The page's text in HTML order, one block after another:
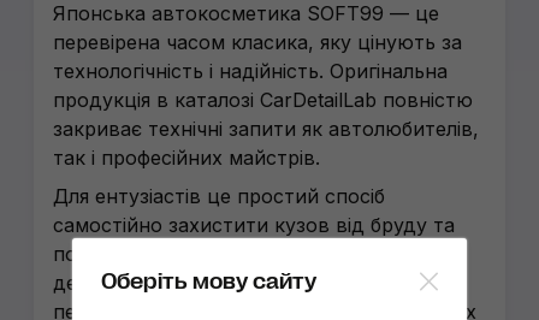
Японська автокосметика SOFT99 — це
перевірена часом класика, яку цінують за
технологічність і надійність. Оригінальна
продукція в каталозі CarDetailLab повністю
закриває технічні запити як автолюбителів,
так і професійних майстрів.
Для ентузіастів це простий спосіб
самостійно захистити кузов від бруду та
покращити видимість у дощ, а для
детейлінг-студій — засоби з
передбачуваним результатом на будь-яких
Оберіть мову сайту